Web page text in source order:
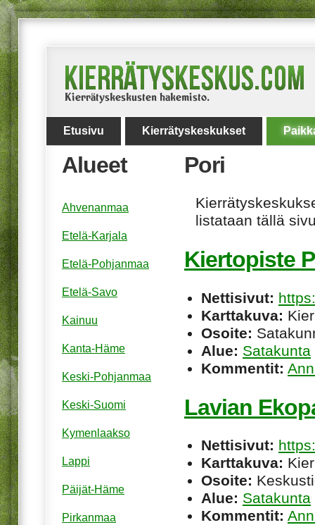
Etusivu Kierrätyskeskukset
Pori
listataan tällä
Kiertopiste
Nettisivut:
Karttakuva:
Osoite:
Alue: Satakunta
Kommentit:
Lavian
Nettisivut:
Karttakuva:
Osoite:
Alue: Satakunta
Kommentit:
Alueet
Ahvenanmaa
Etelä-Karjala
Etelä-Pohjanmaa
Etelä-Savo
Kainuu
Kanta-Häme
Keski-Pohjanmaa
Keski-Suomi
Kymenlaakso
Lappi
Päijät-Häme
Pirkanmaa